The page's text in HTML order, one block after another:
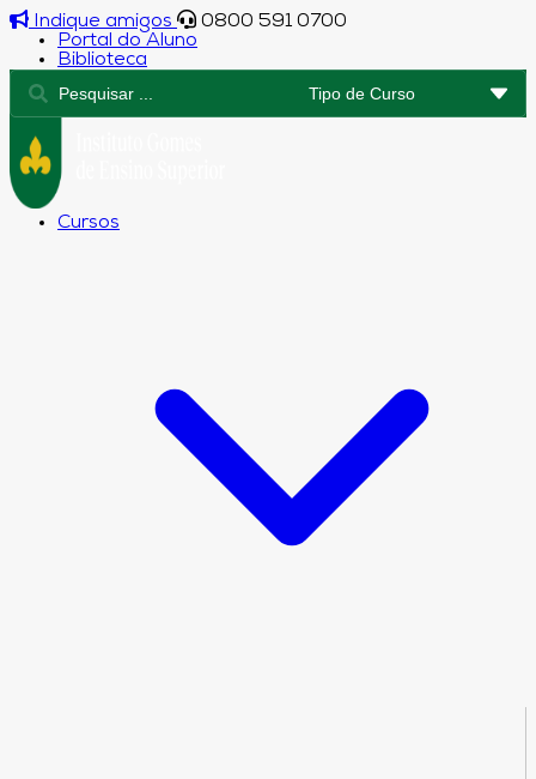
Indique amigos
0800 591 0700
Portal do Aluno
Biblioteca
Cursos